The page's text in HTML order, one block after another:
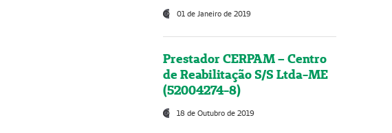
01 de Janeiro de 2019
Prestador CERPAM – Centro
de Reabilitação S/S Ltda-ME
(52004274-8)
18 de Outubro de 2019